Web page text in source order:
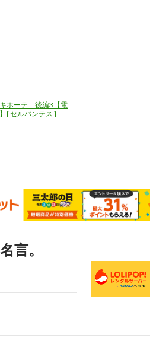
キホーテ 後編3【電
[ セルバンテス ]
言。